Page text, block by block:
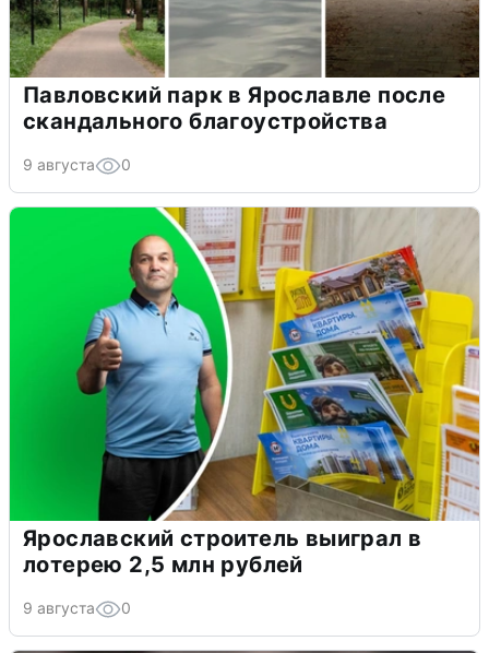
Павловский парк в Ярославле после
скандального благоустройства
9 августа 0
Ярославский строитель выиграл в
лотерею 2,5 млн рублей
9 августа 0